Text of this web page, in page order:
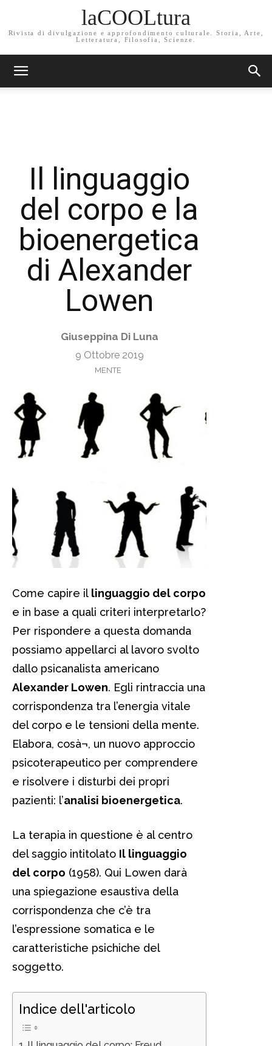
laCOOLtura
Rivista di divulgazione e approfondimento culturale. Storia, Arte,
Letteratura, Filosofia, Scienze.
Il linguaggio
del corpo e la
bioenergetica
di Alexander
Lowen
Giuseppina Di Luna
9 Ottobre 2019
MENTE
Come capire il linguaggio del corpo
e in base a quali criteri interpretarlo?
Per rispondere a questa domanda
possiamo appellarci al lavoro svolto
dallo psicanalista americano
Alexander Lowen. Egli rintraccia una
corrispondenza tra l’energia vitale
del corpo e le tensioni della mente.
Elabora, cosà¬, un nuovo approccio
psicoterapeutico per comprendere
e risolvere i disturbi dei propri
pazienti: l’analisi bioenergetica.
La terapia in questione è al centro
del saggio intitolato Il linguaggio
del corpo (1958). Qui Lowen darà
una spiegazione esaustiva della
corrispondenza che c’è tra
l’espressione somatica e le
caratteristiche psichiche del
soggetto.
Indice dell'articolo